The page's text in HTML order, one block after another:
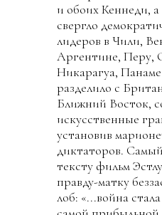
и обоих Кеннеди, а
свергло
лидеров в Чили,
Аргентине, Перу,
Никарагуа,
разделило с
Ближний Восток,
искусственные
установив
диктаторов.
тексту фильм
правду-матку
лоб: «...война